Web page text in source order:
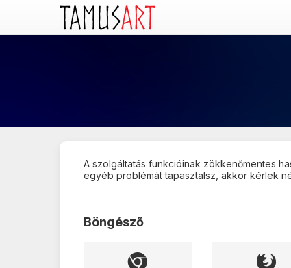
A szolgáltatás funkcióinak zökkenőmentes
egyéb problémát tapasztalsz, akkor kérlek
Böngésző